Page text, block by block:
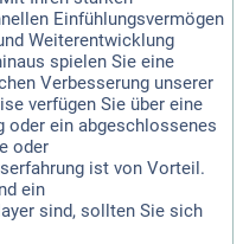
Einfühlungsvermögen
Weiterentwicklung
spielen Sie eine
Verbesserung unserer
verfügen Sie über eine
oder ein abgeschlossenes
oder
ist von Vorteil.
ein
sind, sollten Sie sich